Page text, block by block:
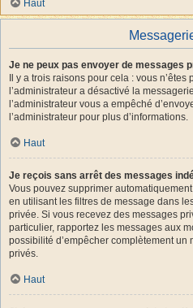
Haut
Je ne peux pas envoyer de messages
Il y a trois raisons pour cela : vous
l’administrateur a désactivé la
l’administrateur vous a empêché
l’administrateur pour plus d’informations.
Haut
Je reçois sans arrêt des messages
Vous pouvez supprimer
en utilisant les filtres de message dans
privée. Si vous recevez des messages
particulier, rapportez les messages aux
possibilité d’empêcher complètement un
privés.
Haut